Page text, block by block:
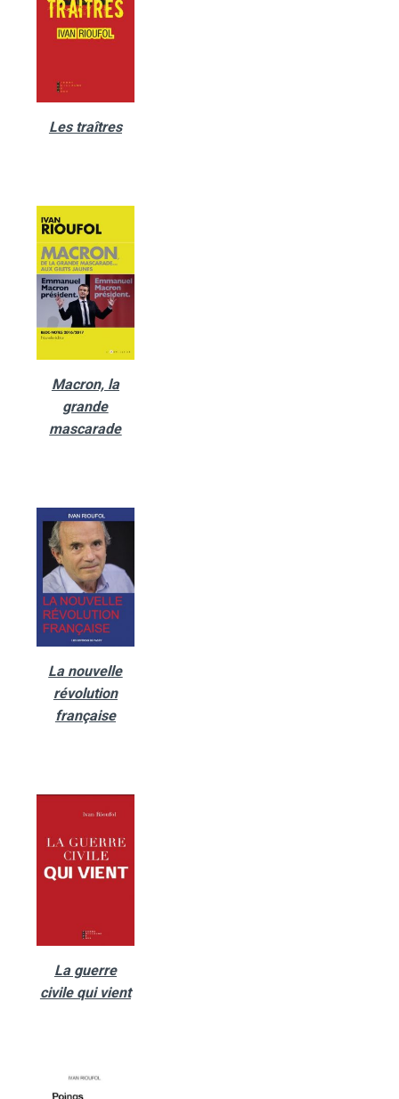
Les traîtres
Macron, la
grande
mascarade
La nouvelle
révolution
française
La guerre
civile qui vient